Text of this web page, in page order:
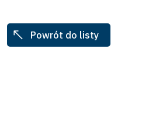
Powrót do listy